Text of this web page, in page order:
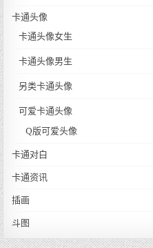
卡通头像
卡通头像女生
卡通头像男生
另类卡通头像
可爱卡通头像
Q版可爱头像
卡通对白
卡通资讯
插画
斗图